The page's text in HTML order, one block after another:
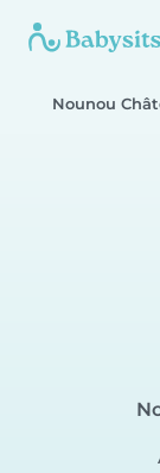
Nounou